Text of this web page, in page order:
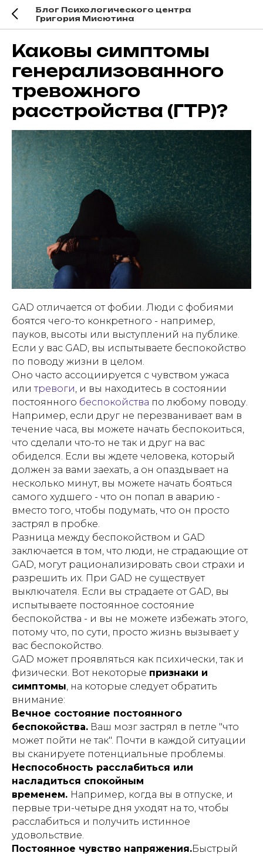
Блог Психологического центра
Григория Мисютина
Каковы симптомы
генерализованного
тревожного
расстройства (ГТР)?
GAD отличается от фобии. Люди с фобиями
боятся чего-то конкретного - например,
пауков, высоты или выступлений на публике.
Если у вас GAD, вы испытываете беспокойство
по поводу жизни в целом.
Оно часто ассоциируется с чувством ужаса
илитревоги, и вы находитесь в состоянии
постоянного беспокойства по любому поводу.
Например, если друг не перезванивает вам в
течение часа, вы можете начать беспокоиться,
что сделали что-то не так и друг на вас
обиделся. Если вы ждете человека, который
должен за вами заехать, а он опаздывает на
несколько минут, вы можете начать бояться
самого худшего - что он попал в аварию -
вместо того, чтобы подумать, что он просто
застрял в пробке.
Разница между беспокойством и GAD
заключается в том, что люди, не страдающие от
GAD, могут рационализировать свои страхи и
разрешить их. При GAD не существует
выключателя. Если вы страдаете от GAD, вы
испытываете постоянное состояние
беспокойства - и вы не можете избежать этого,
потому что, по сути, просто жизнь вызывает у
вас беспокойство.
GAD может проявляться как психически, так и
физически. Вот некоторые признаки и
симптомы, на которые следует обратить
внимание:
Вечное состояние постоянного
беспокойства. Ваш мозг застрял в петле "что
может пойти не так". Почти в каждой ситуации
вы сканируете потенциальные проблемы.
Неспособность расслабиться или
насладиться спокойным
временем. Например, когда вы в отпуске, и
первые три-четыре дня уходят на то, чтобы
расслабиться и получить истинное
удовольствие.
Постоянное чувство напряжения.Быстрый